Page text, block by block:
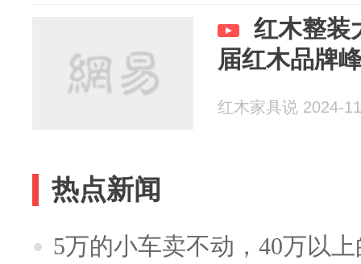
红木整装
届红木品牌
红木家具说 2024-
热点新闻
5万的小车卖不动，40万以